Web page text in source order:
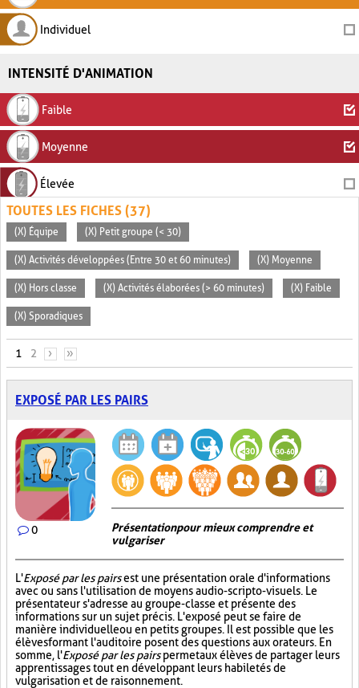
Individuel
INTENSITÉ D'ANIMATION
Faible
Moyenne
Élevée
TOUTES LES FICHES (37)
(X) Équipe (X) Petit groupe (< 30)
(X) Activités développées (Entre 30 et 60 minutes) (X) Moyenne
(X) Hors classe (X) Activités élaborées (> 60 minutes) (X) Faible
(X) Sporadiques
PAGES
1 2 › »
EXPOSÉ PAR LES PAIRS
0
Présentation pour mieux comprendre et
vulgariser
L'Exposé par les pairsest une présentation orale d'informations
avec ou sans l'utilisation de moyens audio-scripto-visuels. Le
présentateur s'adresse au groupe-classe et présente des
informations sur un sujet précis. L'exposé peut se faire de
manière individuelle ou en petits groupes. Il est possible que les
élèves formant l'auditoire posent des questions aux orateurs. En
somme, l'Exposé par les pairspermet aux élèves de partager leurs
apprentissages tout en développant leurs habiletés de
vulgarisation et de raisonnement.